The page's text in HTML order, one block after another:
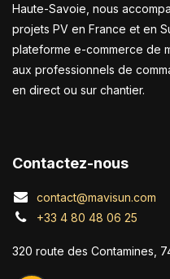
Haute-Savoie, nous
projets PV en France et en
plateforme e-commerce de
aux professionnels de
en direct ou sur chantier.
Contactez-nous
contact@mavisun.com
+33 4 80 48 06 25
320 route des Contamines,